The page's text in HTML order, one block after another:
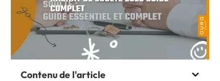
Contenu de l'article